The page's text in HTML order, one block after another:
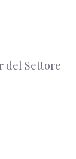
del Settore